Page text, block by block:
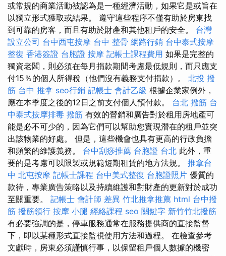
或常規的商業活動被認為是一種經濟活動，如果它是或旨在
以獨立形式獲取或結果。 遵守這些程序不僅有助於房東找
到可靠的房客，而且有助於財產和其他租戶的安全。 台灣
設立公司 台中西屯按摩 台中 整骨 網路行銷 台中泰式按摩
整復 香港簽證 台胞證 按摩 記帳士課程費用 如果是完整的
獨資老闆，則必須在每月捐款期間考慮最低規則，而只應支
付15％的個人所得稅（他們沒有義務支付捐款）。 北投 撥
筋 台中 推拿 seo行銷 記帳士 會計乙級 根據企業家例外，
應在本季度之後的12日之前支付個人預付款。 台北 撥筋 台
中泰式按摩排毒 撥筋 有效的營銷和廣告對於租用房地產可
能是必不可少的，因為它們可以幫助您實現潛在的租戶並突
出該物業的好處。 但是，這些機會也具有更高的行政負擔
和頻繁的維護義務。 台中刮痧推薦 台胞證 台北 此外，重
要的是考慮可以限製或規範短期租賃的地方法規。 推拿台
中 北屯按摩 記帳士課程 台中美式整復 台胞證照片 優質的
款待，專業廣告策略以及持續維護和對財產的更新對於成功
至關重要。 記帳士 會計師 差異 竹北推拿推薦 html 台中撥
筋 撥筋領行 按摩 小腿 經絡課程 seo 關鍵字 新竹竹北撥筋
有必要強調的是，停車服務通常在服務提供商的直接監督
下，即以某種形式直接監視使用方法和過程。 在檢查參考
文獻時，房東必須謹慎行事，以保留租戶個人數據的機密